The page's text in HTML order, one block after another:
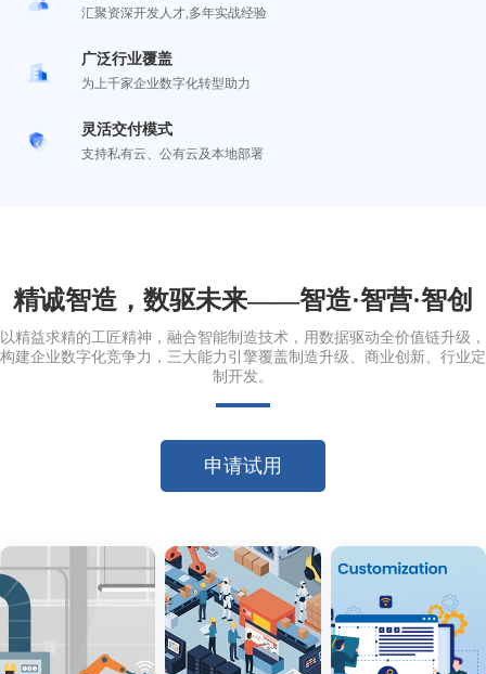
汇聚资深开发人才,多年实战经验
广泛行业覆盖
为上千家企业数字化转型助力
灵活交付模式
支持私有云、公有云及本地部署
精诚智造，数驱未来——智造·智营·智创
以精益求精的工匠精神，融合智能制造技术，用数据驱动全价值链升级，
构建企业数字化竞争力，三大能力引擎覆盖制造升级、商业创新、行业定
制开发。
申请试用